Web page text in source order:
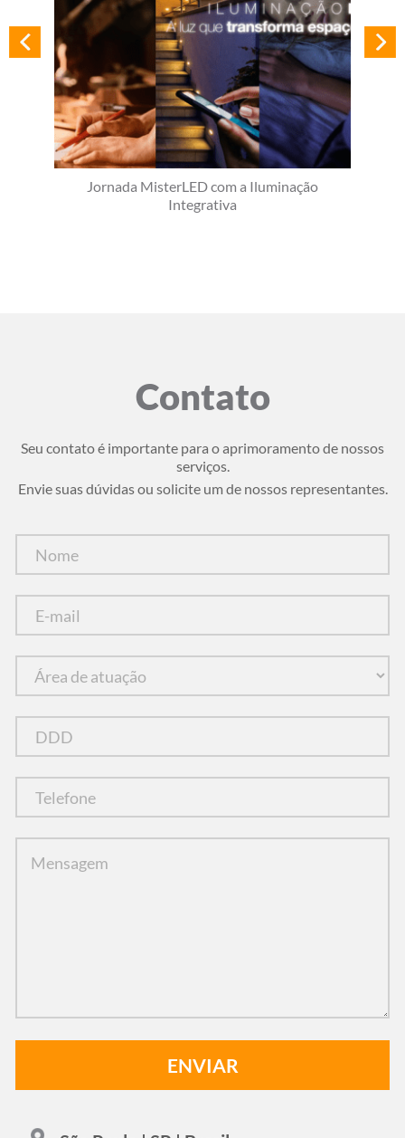
Jornada MisterLED com a Iluminação
Integrativa
Contato
Seu contato é importante para o aprimoramento de nossos
serviços.
Envie suas dúvidas ou solicite um de nossos representantes.